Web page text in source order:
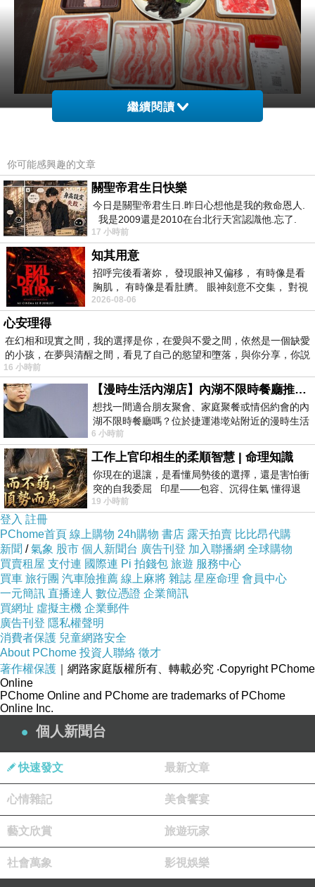
另一個白色的是蔥鹽湯底，涮肉片的味道很適合!
知道是不是平日的關係，菜的選項比以前少很多…
飲料、甜點都是自取!
雖然每一盤肉的份量都不多，但其實我們兩個人也沒有吃多少，算是還
可以。
只是想吃菜的期待感落空，有點失望
我們一邊吃一邊聊天，可惜真的100分鐘很不夠用，都在吃東西...
緩緩帶回來滿滿的澳洲禮物，讓我想起了自己的跨年之行。
如果可以常常見面吃飯聊天該有多好
新北市板橋區中山路一段 板橋站)
11:00-22:00
繼續閱讀
你可能感興趣的文章
關聖帝君生日快樂
今日是關聖帝君生日.昨日心想他是我的救命恩人.
我是2009還是2010在台北行天宮認識他.忘了.
一個奇摩交友的網友學
17 小時前
知其用意
招呼完後看著妳， 發現眼神又偏移， 有時像是看
胸肌， 有時像是看肚臍。 眼神刻意不交集， 對視
視線不對齊， 讓我很難不
2026-08-06
心安理得
在幻相和現實之間，我的選擇是你，在愛與不愛之間，依然是一個缺愛
的小孩，在夢與清醒之間，看見了自己的慾望和墮落，與你分享，你説
16 小時前
【漫時生活內湖店】內湖不限時餐廳推薦｜捷運港墘站美食，聚餐、約會、家庭聚會首選，正餐甜點一次滿足
想找一間適合朋友聚會、家庭聚餐或情侶約會的內
湖不限時餐廳嗎？位於捷運港墘站附近的漫時生活
內湖店，從捷運站步行約4分鐘即可抵
6 小時前
工作上官印相生的柔順智慧 | 命理知識
你現在的退讓，是看懂局勢後的選擇，還是害怕衝
突的自我委屈 印星——包容、沉得住氣 懂得退
一步觀察，不會
19 小時前
登入 註冊
PChome首頁 線上購物 24h購物 書店 露天拍賣 比比昂代購
新聞 /氣象 股市 個人新聞台 廣告刊登 加入聯播網 全球購物
買賣租屋 支付連 國際連 Pi 拍錢包 旅遊 服務中心
買車 旅行團 汽車險推薦 線上麻將 雜誌 星座命理 會員中心
一元簡訊 直播達人 數位憑證 企業簡訊
買網址 虛擬主機 企業郵件
廣告刊登 隱私權聲明
消費者保護 兒童網路安全
About PChome 投資人聯絡 徵才
著作權保護 ｜網路家庭版權所有、轉載必究 ‧Copyright PChome
Online
PChome Online and PChome are trademarks of PChome
Online Inc.
個人新聞台
快速發文 最新文章
心情雜記 美食饗宴
藝文欣賞 旅遊玩家
社會萬象 影視娛樂